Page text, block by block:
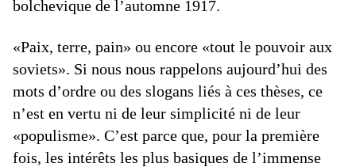
bolchevique de l’automne 1917.
«Paix, terre, pain» ou encore «tout le pouvoir aux
soviets». Si nous nous rappelons aujourd’hui des
mots d’ordre ou des slogans liés à ces thèses, ce
n’est en vertu ni de leur simplicité ni de leur
«populisme». C’est parce que, pour la première
fois, les intérêts les plus basiques de l’immense